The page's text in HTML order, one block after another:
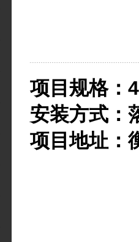
项目规格：
安装方式：
项目地址：